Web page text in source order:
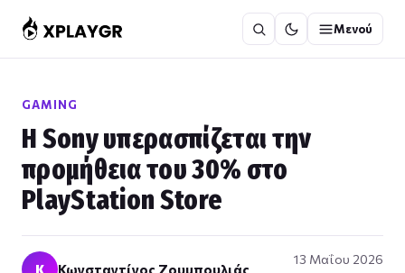
στο
περιεχόμενο
Μενού
GAMING
Η Sony υπερασπίζεται την
προμήθεια του 30% στο
PlayStation Store
Κωνσταντίνος Ζουμπουλιάς
13 Μαΐου 2026